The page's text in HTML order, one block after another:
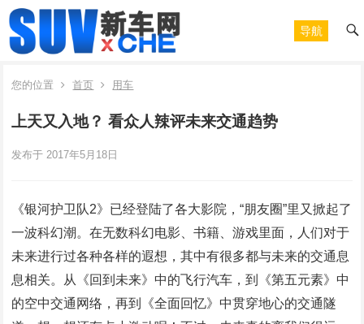
导航
您的位置 首页 用车
上天又入地？ 看众人辣评未来交通趋势
发布于 2017年5月18日
《银河护卫队2》已经登陆了各大影院，“朋友圈”里又掀起了
一波科幻潮。在无数科幻电影、书籍、游戏里面，人们对于
未来进行过各种各样的遐想，其中有很多都与未来的交通息
息相关。从《回到未来》中的飞行汽车，到《第五元素》中
的空中交通网络，再到《全面回忆》中贯穿地心的交通隧